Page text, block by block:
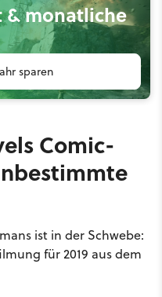
& monatliche
sparen
Comic-
ist in der Schwebe:
für 2019 aus dem